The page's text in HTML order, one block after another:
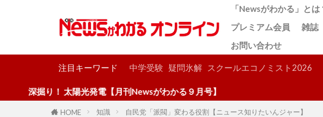
「Newsがわかる」とは
プレミアム会員
雑誌
お問い合わせ
注目キーワード 中学受験 疑問氷解 スクールエコノミスト2026
太陽光発電【月刊Newsがわかる９月号】
HOME 知識 自民党「派閥」変わる役割【ニュース知りたいんジャー】